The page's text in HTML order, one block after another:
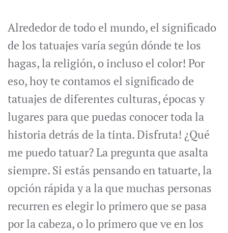
Alrededor de todo el mundo, el significado
de los tatuajes varía según dónde te los
hagas, la religión, o incluso el color! Por
eso, hoy te contamos el significado de
tatuajes de diferentes culturas, épocas y
lugares para que puedas conocer toda la
historia detrás de la tinta. Disfruta! ¿Qué
me puedo tatuar? La pregunta que asalta
siempre. Si estás pensando en tatuarte, la
opción rápida y a la que muchas personas
recurren es elegir lo primero que se pasa
por la cabeza, o lo primero que ve en los